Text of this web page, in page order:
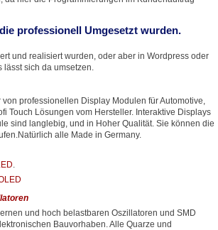
professionell Umgesetzt wurden.
und realisiert wurden, oder aber in Wordpress oder
lässt sich da umsetzen.
von professionellen Display Modulen für Automotive,
Touch Lösungen vom Hersteller. Interaktive Displays
sind langlebig, und in Hoher Qualität. Sie können die
alle Made in Germany.
.
und hoch belastbaren Oszillatoren und SMD
Bauvorhaben. Alle Quarze und